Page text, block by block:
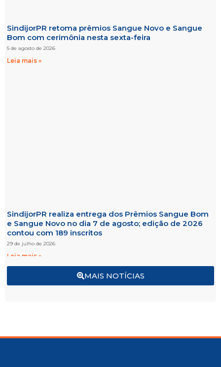
MAIS NOTÍCIAS
SindijorPR retoma prêmios Sangue Novo e Sangue
Bom com cerimônia nesta sexta-feira
5 de agosto de 2026
Leia mais »
SindijorPR realiza entrega dos Prêmios Sangue Bom
e Sangue Novo no dia 7 de agosto; edição de 2026
contou com 189 inscritos
29 de julho de 2026
Leia mais »